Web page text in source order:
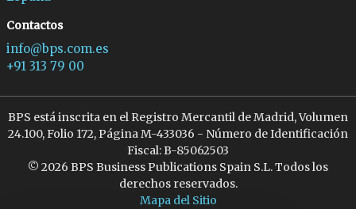
Contactos
info@bps.com.es
+91 313 79 00
BPS está inscrita en el Registro Mercantil de Madrid, Volumen
24.100, Folio 172, Página M-433036 - Número de Identificación
Fiscal: B-85062503
© 2026 BPS Business Publications Spain S.L. Todos los
derechos reservados.
Mapa del Sitio